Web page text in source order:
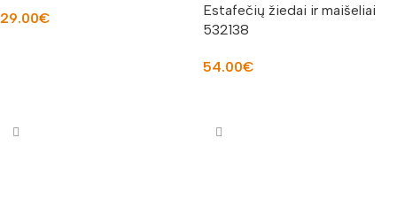
29.00€
Estafečių žiedai ir maišeliai
532138
54.00€